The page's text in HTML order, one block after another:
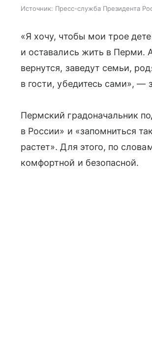
Источник: Пресс-служба Президента
«Я хочу, чтобы мои трое
и оставались жить в Перми.
вернутся, заведут семьи,
в гости, убедитесь сами», —
Пермский градоначальник
в России» и «запомниться
растет». Для этого, по
комфортной и безопасной.